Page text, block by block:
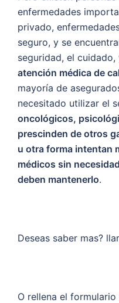
enfermedades
privado,
seguro, y se
seguridad, el
atención médica de
mayoría de
necesitado utilizar el
oncológicos,
prescinden de otros
u otra forma intentan
médicos sin
deben mantenerlo.
Deseas saber mas?
O rellena el